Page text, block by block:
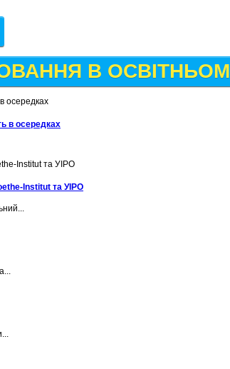
В
в осередках
Institut та УІРО